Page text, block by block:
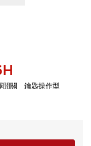
開關 鑰匙操作型